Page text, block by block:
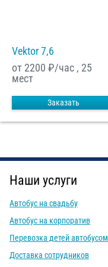
Vektor 7,6
от 2200 ₽/час , 25
мест
Заказать
Наши услуги
Автобус на свадьбу
Автобус на корпоратив
Перевозка детей автобусом
Доставка сотрудников